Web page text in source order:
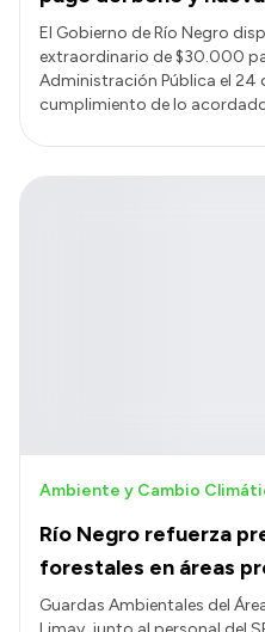
El Gobierno de Río Negro
extraordinario de $30.000
Administración Pública el 24
cumplimiento de lo
Río Negro refuerza
forestales en áreas
Ambiente y Cambio
Guardas Ambientales del